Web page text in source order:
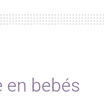
en bebés